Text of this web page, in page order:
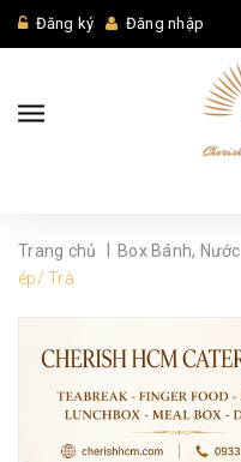
Đăng ký Đăng nhập
Trang chủ Box Bánh, Nước
ép/ Trà